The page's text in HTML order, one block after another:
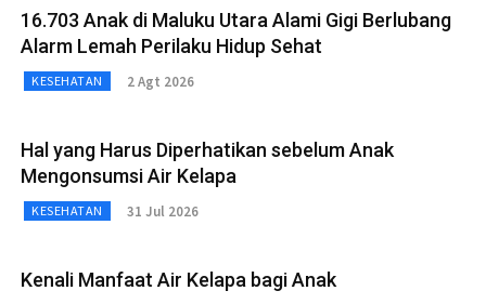
16.703 Anak di Maluku Utara Alami Gigi Berlubang
Alarm Lemah Perilaku Hidup Sehat
KESEHATAN 2 Agt 2026
Hal yang Harus Diperhatikan sebelum Anak
Mengonsumsi Air Kelapa
KESEHATAN 31 Jul 2026
Kenali Manfaat Air Kelapa bagi Anak